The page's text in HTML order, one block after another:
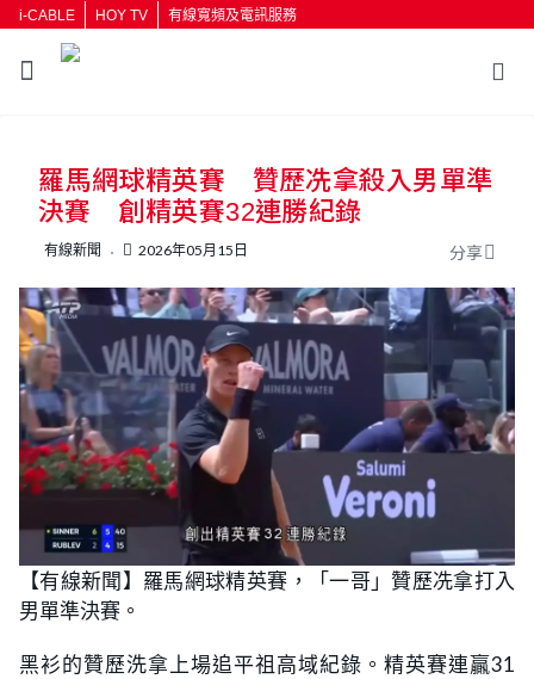
i-CABLE HOY TV 有線寬頻及電訊服務
羅馬網球精英賽 贊歷冼拿殺入男單準
決賽 創精英賽32連勝紀錄
有線新聞 2026年05月15日 分享
【有線新聞】羅馬網球精英賽，「一哥」贊歷冼拿打入
男單準決賽。
黑衫的贊歷洗拿上場追平祖高域紀錄。精英賽連贏31